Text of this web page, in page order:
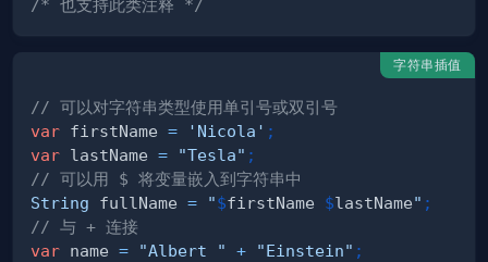
/* 也支持此类注释 */
字符串插值
// 可以对字符串类型使用单引号或双引号
var firstName = 'Nicola' ;
var lastName = "Tesla" ;
// 可以用 $ 将变量嵌入到字符串中
String fullName = "$firstName $lastName" ;
// 与 + 连接
var name = "Albert " + "Einstein" ;